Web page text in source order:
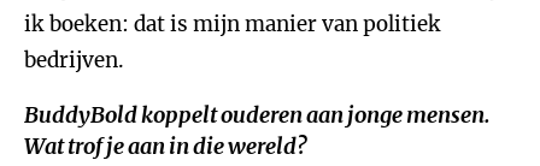
ik boeken: dat is mijn manier van politiek
bedrijven.
BuddyBold koppelt ouderen aan jonge mensen.
Wat trof je aan in die wereld?